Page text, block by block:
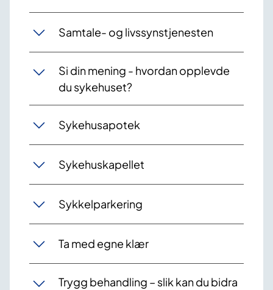
Samtale- og livssynstjenesten
Si din mening - hvordan opplevde
du sykehuset?
Sykehusapotek
Sykehuskapellet
Sykkelparkering
Ta med egne klær
Trygg behandling – slik kan du bidra